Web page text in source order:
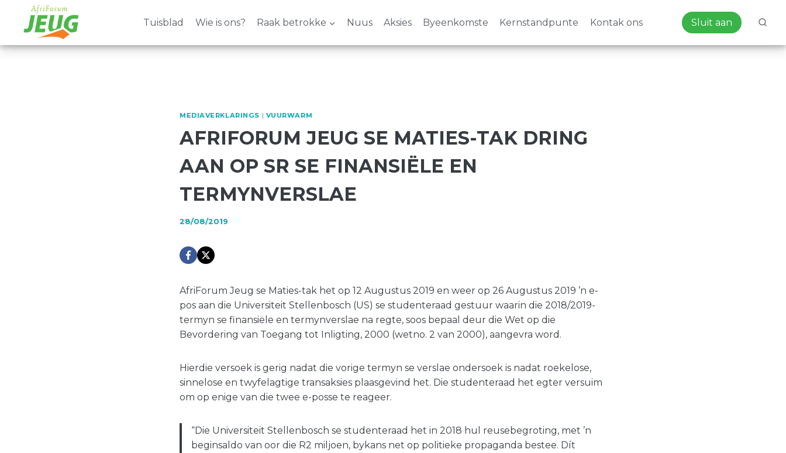
content
Tuisblad Wie is ons? Raak betrokke Nuus Aksies Byeenkomste Kernstandpunte Kontak ons Sluit aan
MEDIAVERKLARINGS | VUURWARM
AFRIFORUM JEUG SE MATIES-TAK DRING
AAN OP SR SE FINANSIËLE EN
TERMYNVERSLAE
28/08/2019
AfriForum Jeug se Maties-tak het op 12 Augustus 2019 en weer op 26 Augustus 2019 ’n e-
pos aan die Universiteit Stellenbosch (US) se studenteraad gestuur waarin die 2018/2019-
termyn se finansiële en termynverslae na regte, soos bepaal deur die Wet op die
Bevordering van Toegang tot Inligting, 2000 (wetno. 2 van 2000), aangevra word.
Hierdie versoek is gerig nadat die vorige termyn se verslae ondersoek is nadat roekelose,
sinnelose en twyfelagtige transaksies plaasgevind het. Die studenteraad het egter versuim
om op enige van die twee e-posse te reageer.
“Die Universiteit Stellenbosch se studenteraad het in 2018 hul reusebegroting, met ’n
beginsaldo van oor die R2 miljoen, bykans net op politieke propaganda bestee. Dít